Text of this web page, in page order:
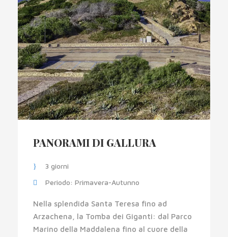
PANORAMI DI GALLURA
3 giorni
Periodo: Primavera-Autunno
Nella splendida Santa Teresa fino ad
Arzachena, la Tomba dei Giganti: dal Parco
Marino della Maddalena fino al cuore della